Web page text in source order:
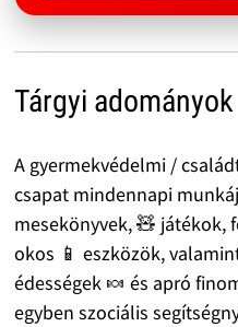
Tárgyi adományok
A gyermekvédelmi /
csapat mindennapi
mesekönyvek, 🧸
okos 📱 eszközök,
édességek 🍬 és apró
egyben szociális